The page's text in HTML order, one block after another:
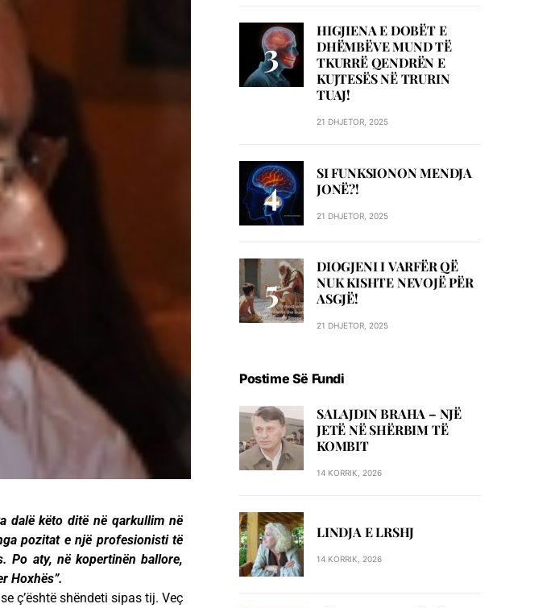
dalë këto ditë në qarkullim në
pozitat e një profesionisti të
Po aty, në kopertinën ballore,
Hoxhës”.
ç’është shëndeti sipas tij. Veç
HIGJIENA E DOBËT E
DHËMBËVE MUND TË
TKURRË QENDRËN E
KUJTESËS NË TRURIN
TUAJ!
21 DHJETOR, 2025
SI FUNKSIONON MENDJA
JONË?!
21 DHJETOR, 2025
DIOGJENI I VARFËR QË
NUK KISHTE NEVOJË PËR
ASGJË!
21 DHJETOR, 2025
Postime Së Fundi
SALAJDIN BRAHA – NJЁ
JETЁ NЁ SHЁRBIM TЁ
KOMBIT
14 KORRIK, 2026
LINDJA E LRSHJ
14 KORRIK, 2026